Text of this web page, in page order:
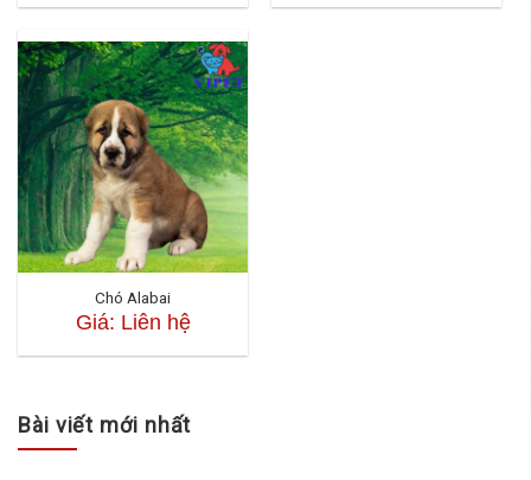
Chó Alabai
Giá: Liên hệ
Bài viết mới nhất